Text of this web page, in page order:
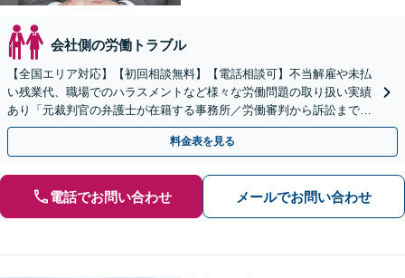
会社側の労働トラブル
【全国エリア対応】【初回相談無料】【電話相談可】不当解雇や未払
い残業代、職場でのハラスメントなど様々な労働問題の取り扱い実績
あり「元裁判官の弁護士が在籍する事務所／労働審判から訴訟まで、
裁判官経験を活かした最適な戦略を立案」
料金表を見る
電話でお問い合わせ メールでお問い合わせ